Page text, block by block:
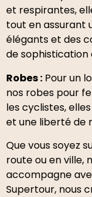
et respirantes,
tout en assurant
élégants et des
de
Robes : Pour un
nos robes pour
les cyclistes,
et une liberté de
Que vous soyez
route ou en ville,
accompagne
Supertour, nous